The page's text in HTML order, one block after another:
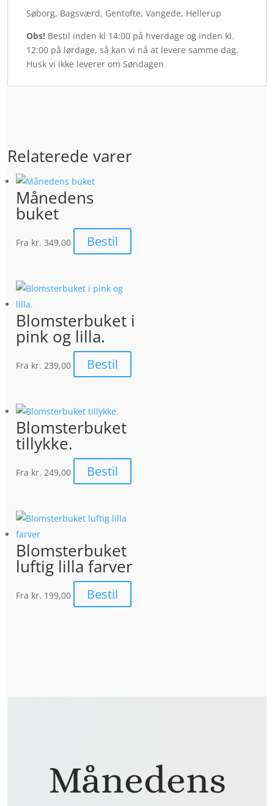
Søborg, Bagsværd, Gentofte, Vangede, Hellerup
Obs! Bestil inden kl 14:00 på hverdage og inden kl.
12:00 på lørdage, så kan vi nå at levere samme dag.
Husk vi ikke leverer om Søndagen
Relaterede varer
Månedens
buket
Fra kr. 349,00 Bestil
Blomsterbuket i
pink og lilla.
Fra kr. 239,00 Bestil
Blomsterbuket
tillykke.
Fra kr. 249,00 Bestil
Blomsterbuket
luftig lilla farver
Fra kr. 199,00 Bestil
Månedens